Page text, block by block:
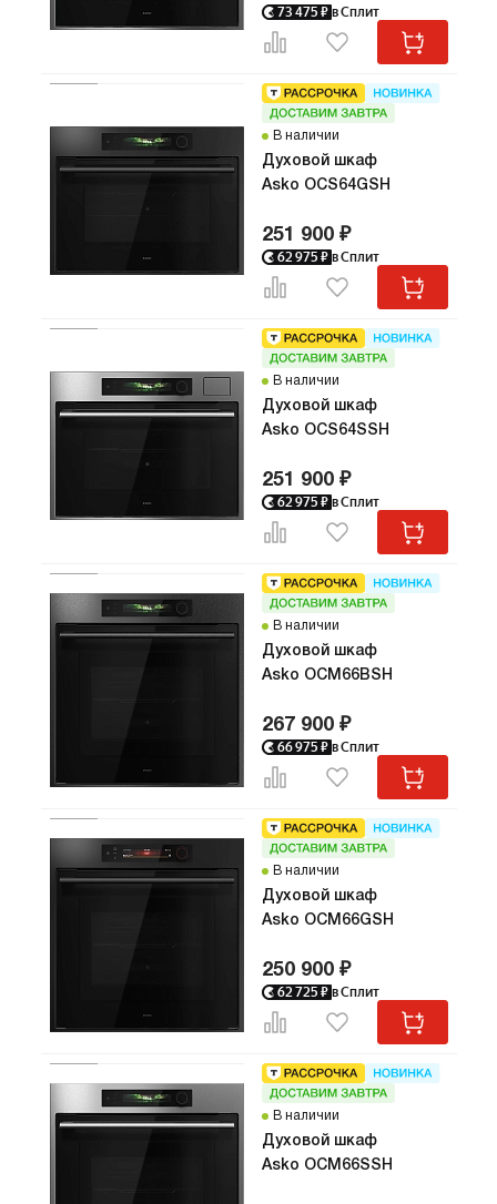
73 475 ₽ в Сплит
В наличии
Духовой шкаф
Asko OCS64GSH
251 900 ₽
62 975 ₽ в Сплит
В наличии
Духовой шкаф
Asko OCS64SSH
251 900 ₽
62 975 ₽ в Сплит
В наличии
Духовой шкаф
Asko OCM66BSH
267 900 ₽
66 975 ₽ в Сплит
В наличии
Духовой шкаф
Asko OCM66GSH
250 900 ₽
62 725 ₽ в Сплит
В наличии
Духовой шкаф
Asko OCM66SSH